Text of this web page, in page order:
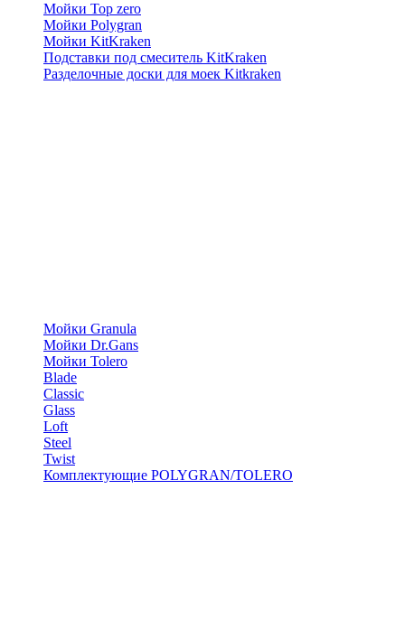
Мойки Top zero
Мойки Polygran
Мойки KitKraken
Подставки под смеситель KitKraken
Разделочные доски для моек Kitkraken
Мойки Granula
Мойки Dr.Gans
Мойки Tolero
Blade
Classic
Glass
Loft
Steel
Twist
Комплектующие POLYGRAN/TOLERO